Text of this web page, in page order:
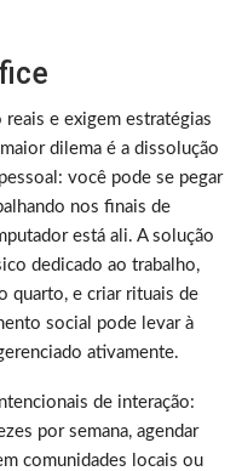
e exigem estratégias
dilema é a dissolução
você pode se pegar
nos finais de
está ali. A solução
dedicado ao trabalho,
quarto, e criar rituais de
social pode levar à
ativamente.
de interação:
por semana, agendar
comunidades locais ou